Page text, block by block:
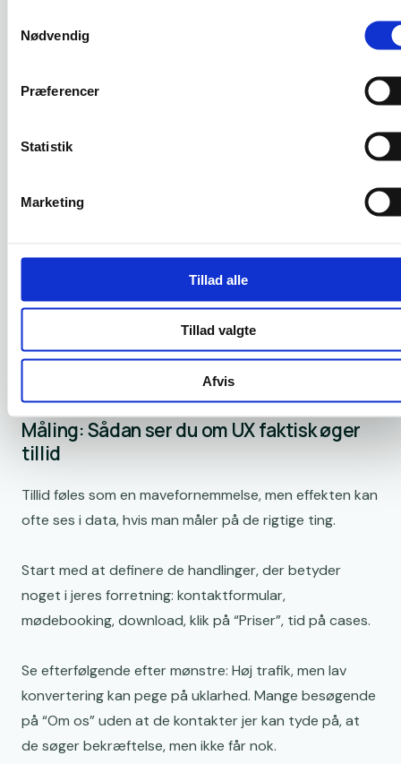
Nødvendig
Præferencer
Statistik
Marketing
Tillad alle
Tillad valgte
Afvis
Ydelsesside
Forventninger til svartid,
relevante
kontaktmuligheder, enkel
formular, bekræftelse
Måling: Sådan ser du om UX faktisk øger
tillid
Tillid føles som en mavefornemmelse, men effekten kan
ofte ses i data, hvis man måler på de rigtige ting.
Start med at definere de handlinger, der betyder
noget i jeres forretning: kontaktformular,
mødebooking, download, klik på “Priser”, tid på cases.
Se efterfølgende efter mønstre: Høj trafik, men lav
konvertering kan pege på uklarhed. Mange besøgende
på “Om os” uden at de kontakter jer kan tyde på, at
de søger bekræftelse, men ikke får nok.